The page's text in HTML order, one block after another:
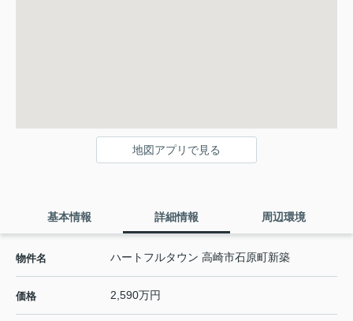
地図アプリで見る
基本情報 詳細情報 周辺環境
物件名 ハートフルタウン 高崎市石原町新築
価格 2,590万円